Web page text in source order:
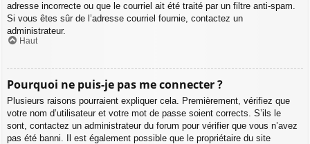
adresse incorrecte ou que le courriel ait été traité par un filtre anti-spam.
Si vous êtes sûr de l’adresse courriel fournie, contactez un
administrateur.
Haut
Pourquoi ne puis-je pas me connecter ?
Plusieurs raisons pourraient expliquer cela. Premièrement, vérifiez que
votre nom d’utilisateur et votre mot de passe soient corrects. S’ils le
sont, contactez un administrateur du forum pour vérifier que vous n’avez
pas été banni. Il est également possible que le propriétaire du site